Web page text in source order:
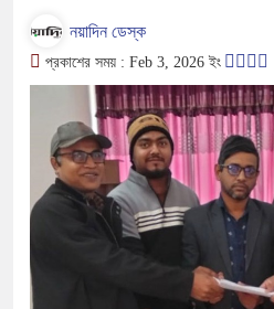
নয়াদিন ডেস্ক
প্রকাশের সময় : Feb 3, 2026 ইং